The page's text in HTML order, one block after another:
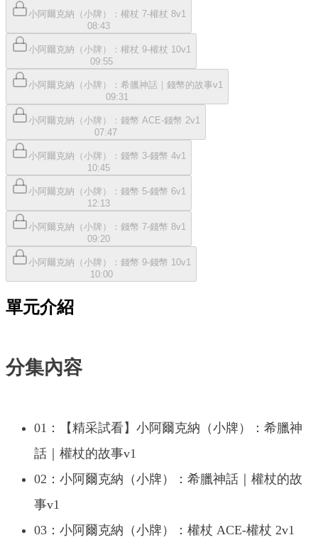
小阿爾克納（小牌）：權杖 7-權杖 8v1
08:43
小阿爾克納（小牌）：權杖 9-權杖 10v1
09:55
小阿爾克納（小牌）：希臘神話｜錢幣的故事v1
09:31
小阿爾克納（小牌）：錢幣 ACE-錢幣 2v1
07:47
小阿爾克納（小牌）：錢幣 3-錢幣 4v1
10:45
小阿爾克納（小牌）：錢幣 5-錢幣 6v1
12:13
小阿爾克納（小牌）：錢幣 7-錢幣 8v1
09:20
小阿爾克納（小牌）：錢幣 9-錢幣 10v1
10:00
單元介紹
分集內容
01：【精采試看】小阿爾克納（小牌）：希臘神
話｜權杖的故事v1
02：小阿爾克納（小牌）：希臘神話｜權杖的故
事v1
03：小阿爾克納（小牌）：權杖 ACE-權杖 2v1